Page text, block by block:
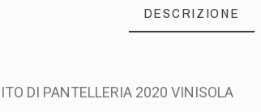
DESCRIZIONE
DI PANTELLERIA 2020 VINISOLA